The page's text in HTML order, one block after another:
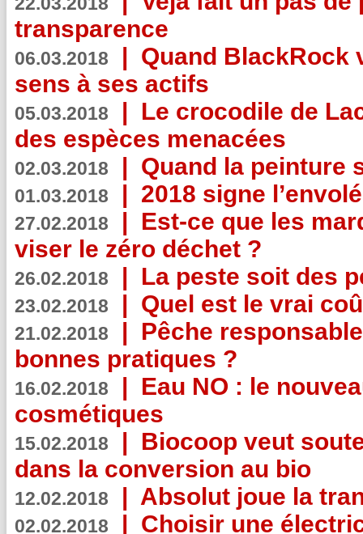
transparence
06.03.2018 | Quand BlackRock
sens à ses actifs
05.03.2018 | Le crocodile de
des espèces menacées
02.03.2018 | Quand la peinture
01.03.2018 | 2018 signe
27.02.2018 | Est-ce que les
viser le zéro déchet ?
26.02.2018 | La peste soit des
23.02.2018 | Quel est le vrai
21.02.2018 | Pêche
bonnes pratiques ?
16.02.2018 | Eau NO : le
cosmétiques
15.02.2018 | Biocoop veut
dans la conversion au bio
12.02.2018 | Absolut joue la
02.02.2018 | Choisir une